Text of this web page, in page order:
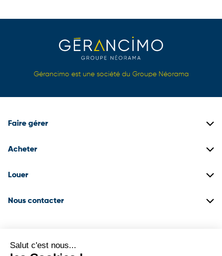
Gérancimo est une société du Groupe Néorama
Faire gérer
Acheter
Louer
Nous contacter
Salut c'est nous...